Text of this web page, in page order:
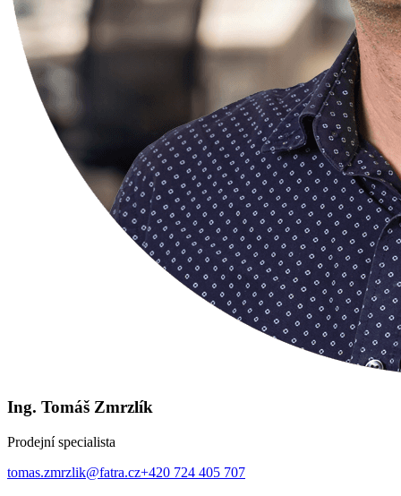
Ing. Tomáš Zmrzlík
Prodejní specialista
tomas.zmrzlik@fatra.cz+420 724 405 707